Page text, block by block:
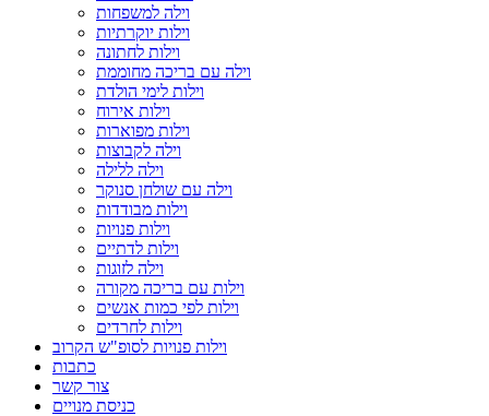
וילה למשפחות
וילות יוקרתיות
וילות לחתונה
וילה עם בריכה מחוממת
וילות לימי הולדת
וילות אירוח
וילות מפוארות
וילה לקבוצות
וילה ללילה
וילה עם שולחן סנוקר
וילות מבודדות
וילות פנויות
וילות לדתיים
וילה לזוגות
וילות עם בריכה מקורה
וילות לפי כמות אנשים
וילות לחרדים
וילות פנויות לסופ"ש הקרוב
כתבות
צור קשר
כניסת מנויים